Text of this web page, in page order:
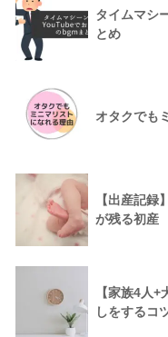
タイムマシ
とめ
オタクでも
【出産記
が残る初産
【家族4人
しをするコ